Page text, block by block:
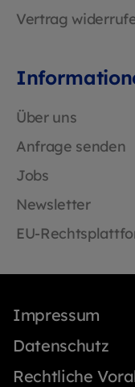
Vertrag
Über uns
Anfrage senden
Jobs
Newsletter
EU-
Impressum
Datenschutz
Rechtliche